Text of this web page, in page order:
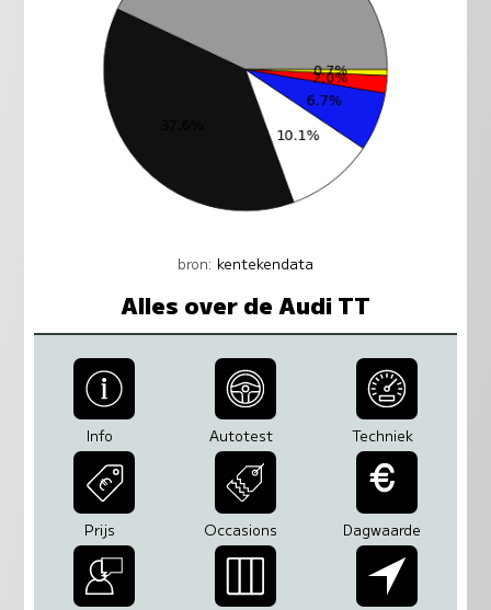
bron: kentekendata
Alles over de Audi TT
Info Autotest Techniek
Prijs Occasions Dagwaarde